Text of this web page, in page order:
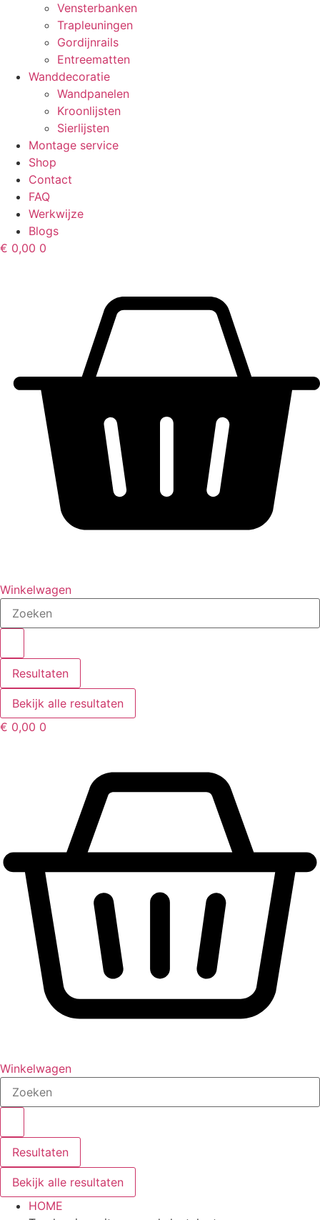
Vensterbanken
Trapleuningen
Gordijnrails
Entreematten
Wanddecoratie
Wandpanelen
Kroonlijsten
Sierlijsten
Montage service
Shop
Contact
FAQ
Werkwijze
Blogs
€ 0,00 0
Winkelwagen
Search
Resultaten
Bekijk alle resultaten
€ 0,00 0
Winkelwagen
Search
Resultaten
Bekijk alle resultaten
HOME